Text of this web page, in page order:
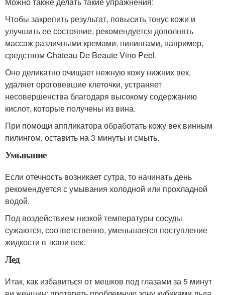
Чтобы закрепить результат, повысить тонус кожи и
улучшить ее состояние, рекомендуется дополнять
массаж различными кремами, пилингами, например,
средством Chateau De Beaute Vino Peel.
Оно деликатно очищает нежную кожу нижних век,
удаляет ороговевшие клеточки, устраняет
несовершенства благодаря высокому содержанию
кислот, которые получены из вина.
При помощи аппликатора обработать кожу век винным
пилингом, оставить на 3 минуты и смыть.
Умывание
Если отечность возникает сутра, то начинать день
рекомендуется с умывания холодной или прохладной
водой.
Под воздействием низкой температуры сосуды
сужаются, соответственно, уменьшается поступление
жидкости в ткани век.
Лед
Итак, как избавиться от мешков под глазами за 5 минут